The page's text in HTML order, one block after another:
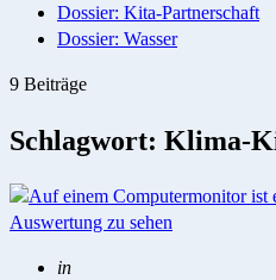
Dossier: Kita-Partnerschaft
Dossier: Wasser
9 Beiträge
Schlagwort: Klima-
Geschrieben
in